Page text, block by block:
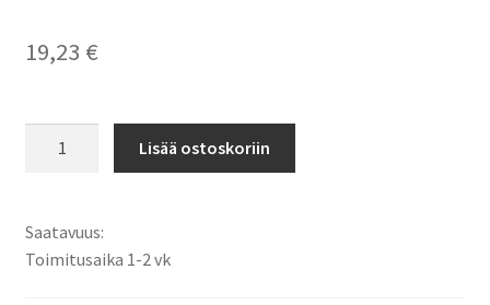
19,23 €
21,
1-
Lisää ostoskoriin
Saatavuus:
Toimitusaika 1-2 vk